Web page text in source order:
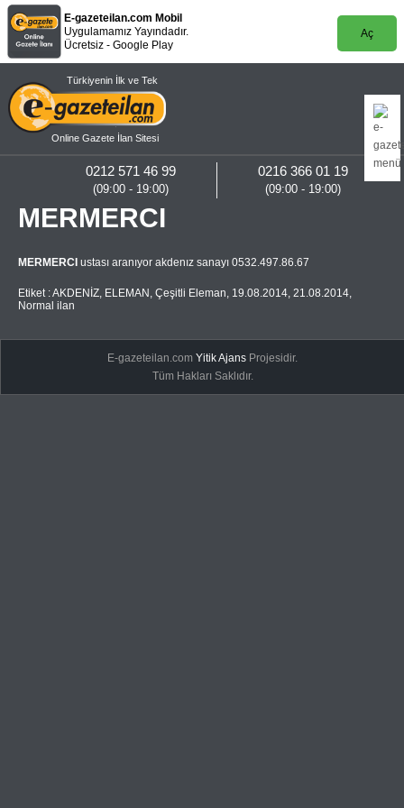
E-gazeteilan.com Mobil
Uygulamamız Yayındadır.
Ücretsiz - Google Play
Aç
Türkiyenin İlk ve Tek
Online Gazete İlan Sitesi
0216 366 01 19
(09:00 - 19:00)
0212 571 46 99
(09:00 - 19:00)
MERMERCI
MERMERCI ustası aranıyor akdenız sanayı 0532.497.86.67
Etiket :AKDENİZ, ELEMAN , Çeşitli Eleman, 19.08.2014, 21.08.2014,
Normal ilan
E-gazeteilan.comYitik Ajans Projesidir.
Tüm Hakları Saklıdır.